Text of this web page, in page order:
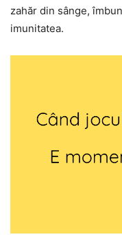
zahăr din sânge,
imunitatea.